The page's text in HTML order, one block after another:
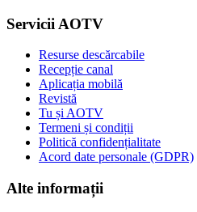
Servicii AOTV
Resurse descărcabile
Recepție canal
Aplicația mobilă
Revistă
Tu și AOTV
Termeni și condiții
Politică confidențialitate
Acord date personale (GDPR)
Alte informații